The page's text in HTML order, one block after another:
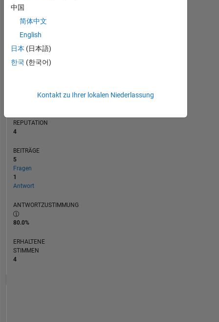
0
REPUTATION
4
BEITRÄGE
5
Fragen
1
Antwort
ANTWORTZUSTIMMUNG
80.0%
ERHALTENE
STIMMEN
4
中国
简体中文
English
日本 (日本語)
한국 (한국어)
Kontakt zu Ihrer lokalen Niederlassung